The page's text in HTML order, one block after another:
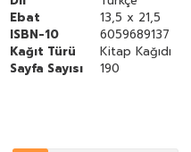
Ebat
13,5 x 21,5
ISBN-10
6059689137
Kağıt Türü
Kitap Kağıdı
Sayfa Sayısı
190